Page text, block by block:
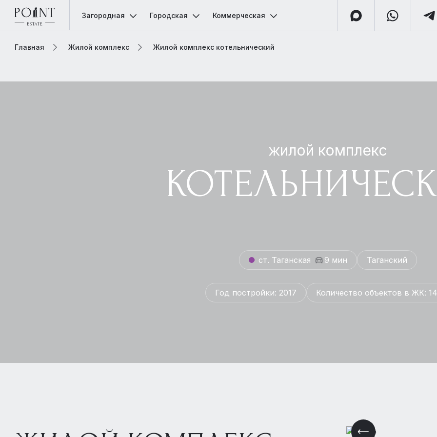
Загородная Городская Коммерческая
Главная Жилой комплекс Жилой комплекс котельнический
жилой комплекс
ст. Таганская 9 мин Таганский
Год постройки: 2017 Количество объектов в ЖК: